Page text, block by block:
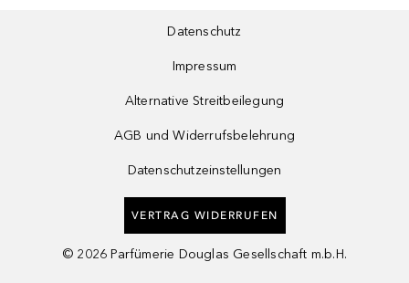
Datenschutz
Impressum
Alternative Streitbeilegung
AGB und Widerrufsbelehrung
Datenschutzeinstellungen
VERTRAG WIDERRUFEN
© 2026 Parfümerie Douglas Gesellschaft m.b.H.